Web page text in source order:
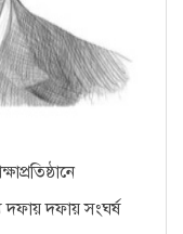
দফায় দফায় সংঘর্ষ